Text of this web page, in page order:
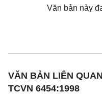
Văn bản này
VĂN BẢN LIÊN
TCVN 6454:1998